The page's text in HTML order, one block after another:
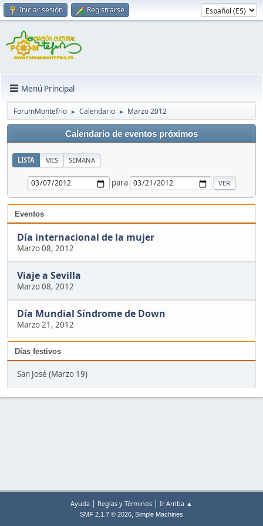
Iniciar sesión Registrarse
Menú Principal
ForumMontefrio ► Calendario ► Marzo 2012
Calendario de eventos próximos
LISTA MES SEMANA
para
Eventos
Día internacional de la mujer
Marzo 08, 2012
Viaje a Sevilla
Marzo 08, 2012
Día Mundial Síndrome de Down
Marzo 21, 2012
Días festivos
San José (Marzo 19)
Ayuda | Reglas y Términos | Ir Arriba ▲
SMF 2.1.7 © 2026, Simple Machines